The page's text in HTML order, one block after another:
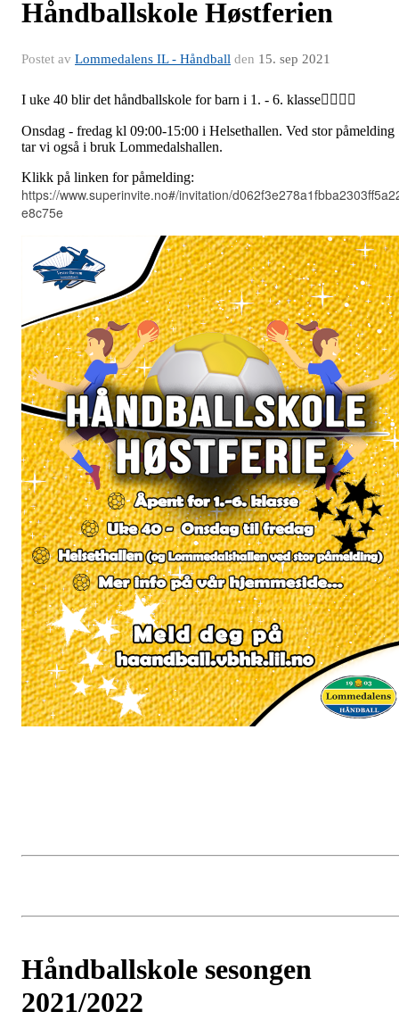
Håndballskole Høstferien
Postet av Lommedalens IL - Håndball den 15. sep 2021
I uke 40 blir det håndballskole for barn i 1. - 6. klasse🤾‍♂️🤾‍♀️
Onsdag - fredag kl 09:00-15:00 i Helsethallen. Ved stor påmelding
tar vi også i bruk Lommedalshallen.
Klikk på linken for påmelding:
https://www.superinvite.no#/invitation/
e8c75e
Håndballskole sesongen
2021/2022